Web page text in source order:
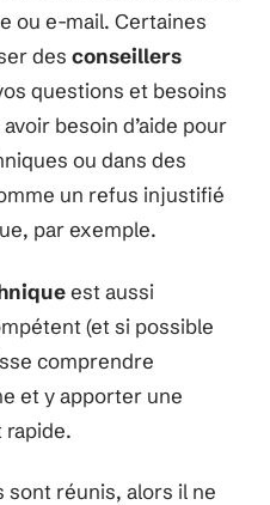
ou e-mail. Certaines
des conseillers
questions et besoins
besoin d’aide pour
ou dans des
un refus injustifié
par exemple.
est aussi
(et si possible
comprendre
et y apporter une
rapide.
réunis, alors il ne